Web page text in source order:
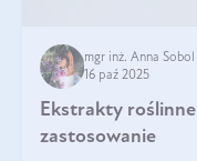
mgr inż. Anna Sobol
16 paź 2025
Ekstrakty
zastosowanie